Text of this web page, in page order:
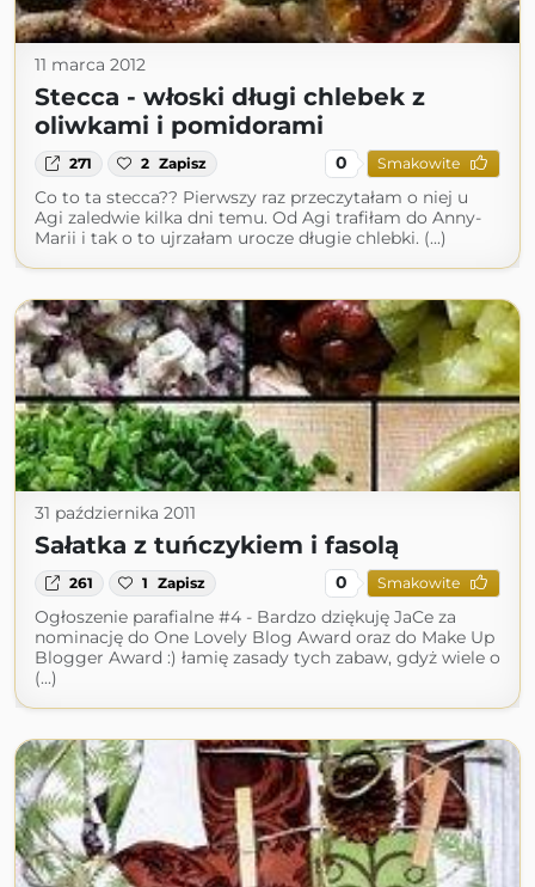
11 marca 2012
Stecca - włoski długi chlebek z
oliwkami i pomidorami
271 2 Zapisz 0 Smakowite
Co to ta stecca?? Pierwszy raz przeczytałam o niej u
Agi zaledwie kilka dni temu. Od Agi trafiłam do Anny-
Marii i tak o to ujrzałam urocze długie chlebki. (...)
31 października 2011
Sałatka z tuńczykiem i fasolą
261 1 Zapisz 0 Smakowite
Ogłoszenie parafialne #4 - Bardzo dziękuję JaCe za
nominację do One Lovely Blog Award oraz do Make Up
Blogger Award :) łamię zasady tych zabaw, gdyż wiele o
(...)